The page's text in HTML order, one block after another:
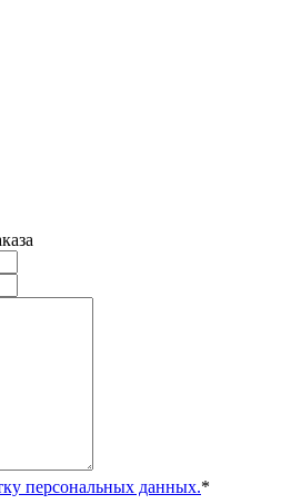
персональных данных.*